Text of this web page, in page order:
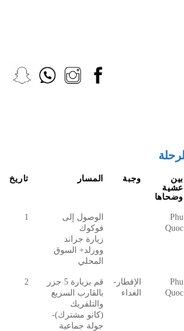
بين
عشية
وضحاها
وجبة المسار تاريخ
Phu
Quoc
الوصول إلى
فوكوك
زيارة جراند
وورلد+ السوق
المحلي
1
Phu
Quoc
الإفطار-
الغداء
قم بزيارة 5 جزر
بالقارب السريع
والتلفريك
(كانو مشترك)-
جولة جماعية
2